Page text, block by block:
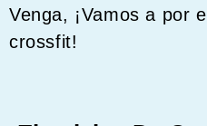
Venga, ¡Vamos a por
crossfit!